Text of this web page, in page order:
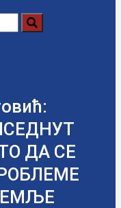
ДА СЕ